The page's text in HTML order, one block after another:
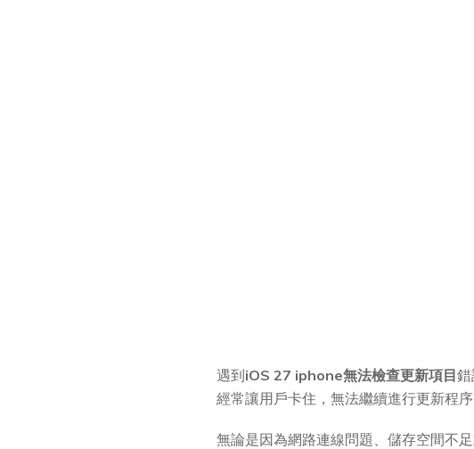
遇到iOS 27 iphone無法檢查更新項目
經常讓用戶卡住，無法繼續進行更新程序
無論是因為網路連線問題、儲存空間不